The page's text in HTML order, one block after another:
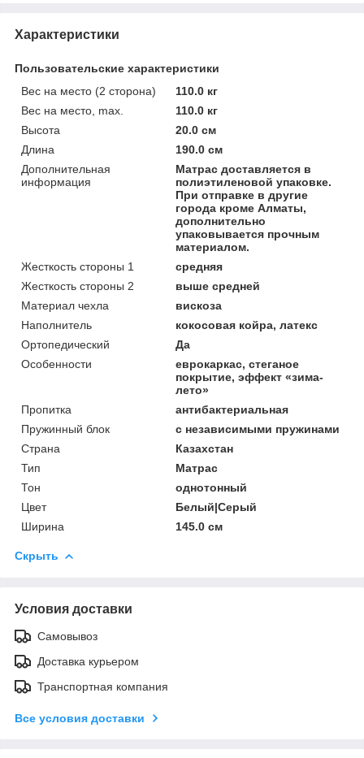
Характеристики
Пользовательские характеристики
Вес на место (2 сторона)
110.0 кг
Вес на место, max.
110.0 кг
Высота
20.0 см
Длина
190.0 см
Дополнительная
информация
Матрас доставляется в
полиэтиленовой упаковке.
При отправке в другие
города кроме Алматы,
дополнительно
упаковывается прочным
материалом.
Жесткость стороны 1
средняя
Жесткость стороны 2
выше средней
Материал чехла
вискоза
Наполнитель
кокосовая койра, латекс
Ортопедический
Да
Особенности
еврокаркас, стеганое
покрытие, эффект «зима-
лето»
Пропитка
антибактериальная
Пружинный блок
с независимыми пружинами
Страна
Казахстан
Тип
Матрас
Тон
однотонный
Цвет
Белый|Серый
Ширина
145.0 см
Скрыть
Условия доставки
Самовывоз
Доставка курьером
Транспортная компания
Все условия доставки